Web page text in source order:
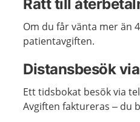
Rätt till
Om du får vänta mer än
patientavgiften.
Distansbesök
Ett tidsbokat besök via
Avgiften faktureras – du